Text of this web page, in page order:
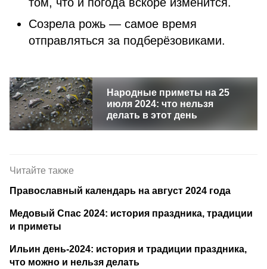
Созрела рожь — самое время
отправляться за подберёзовиками.
Народные приметы на 25
июля 2024: что нельзя
делать в этот день
Читайте также
Православный календарь на август 2024 года
Медовый Спас 2024: история праздника, традиции
и приметы
Ильин день-2024: история и традиции праздника,
что можно и нельзя делать